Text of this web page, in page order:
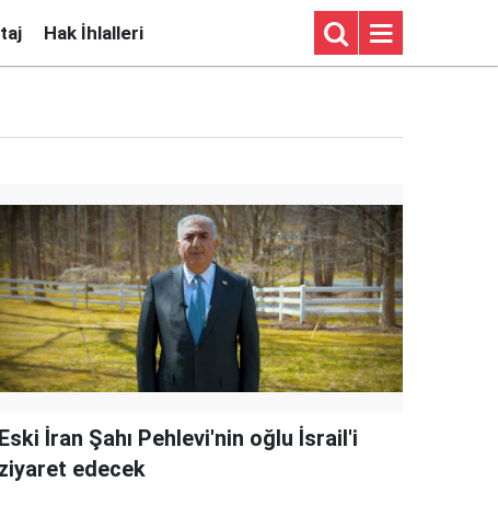
Hak İhlalleri
Eski İran Şahı Pehlevi'nin oğlu İsrail'i
ziyaret edecek